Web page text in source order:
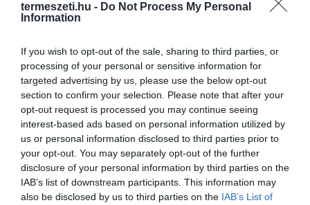
termeszeti.hu - Do Not Process My Personal
Information
If you wish to opt-out of the sale, sharing to third parties, or
processing of your personal or sensitive information for
targeted advertising by us, please use the below opt-out
section to confirm your selection. Please note that after your
opt-out request is processed you may continue seeing
interest-based ads based on personal information utilized by
us or personal information disclosed to third parties prior to
your opt-out. You may separately opt-out of the further
disclosure of your personal information by third parties on the
IAB’s list of downstream participants. This information may
also be disclosed by us to third parties on the IAB’s List of
KIRÁNDULÁS PANNONHALMA
KÖRNYÉKÉN: TERMÉSZET,
SZŐLŐ ÉS KOMLÓ
TALÁLKOZÁSA
2026-08-04
HŐKUPOLA MAGYARORSZÁG
FELETT: MI EZ A LÁTHATATLAN
FEDŐ, ÉS MI TÖRTÉNIK
ALATTA A TERMÉSZETTEL?
2026-08-03